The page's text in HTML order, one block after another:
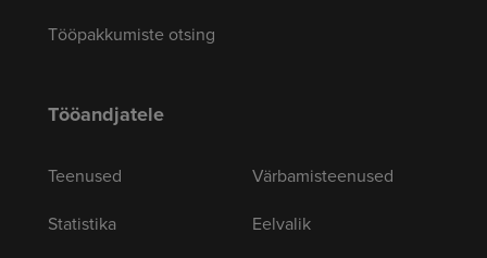
Tööpakkumiste otsing
Tööandjatele
Teenused
Statistika
Värbamisteenused
Eelvalik